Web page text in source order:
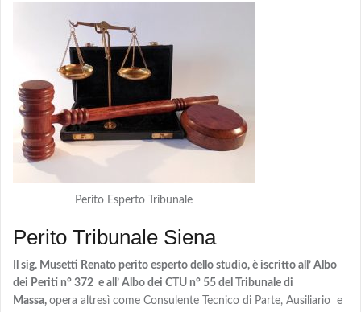
Perito Esperto Tribunale
Perito Tribunale Siena
Il sig. Musetti Renato perito esperto dello studio, è iscritto all’ Albo
dei Periti n° 372 e all’ Albo dei CTU n° 55 del Tribunale di
Massa, opera altresì come Consulente Tecnico di Parte, Ausiliario e